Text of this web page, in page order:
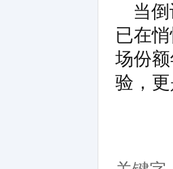
当
已在
场份
验，